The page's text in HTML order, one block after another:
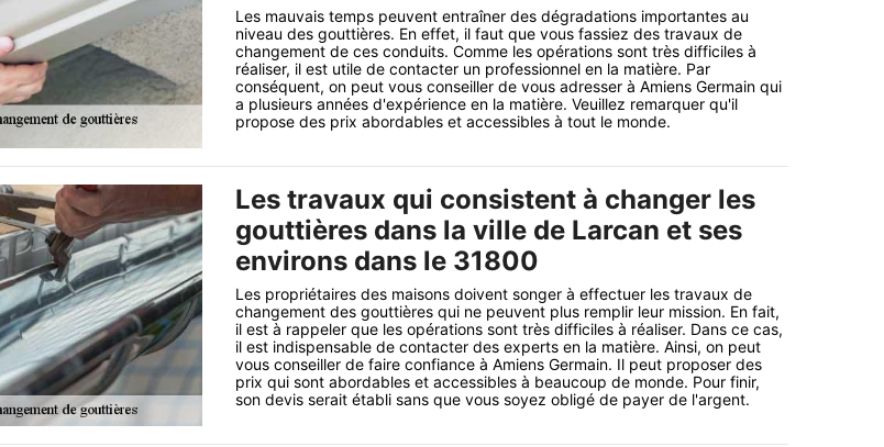
Les mauvais temps peuvent entraîner des dégradations importantes au
niveau des gouttières. En effet, il faut que vous fassiez des travaux de
changement de ces conduits. Comme les opérations sont très difficiles à
réaliser, il est utile de contacter un professionnel en la matière. Par
conséquent, on peut vous conseiller de vous adresser à Amiens Germain qui
a plusieurs années d'expérience en la matière. Veuillez remarquer qu'il
propose des prix abordables et accessibles à tout le monde.
Les travaux qui consistent à changer les
gouttières dans la ville de Larcan et ses
environs dans le 31800
Les propriétaires des maisons doivent songer à effectuer les travaux de
changement des gouttières qui ne peuvent plus remplir leur mission. En fait,
il est à rappeler que les opérations sont très difficiles à réaliser. Dans ce cas,
il est indispensable de contacter des experts en la matière. Ainsi, on peut
vous conseiller de faire confiance à Amiens Germain. Il peut proposer des
prix qui sont abordables et accessibles à beaucoup de monde. Pour finir,
son devis serait établi sans que vous soyez obligé de payer de l'argent.